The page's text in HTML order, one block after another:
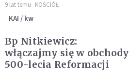
9 lat temu KOŚCIÓŁ
KAI / kw
Bp Nitkiewicz:
włączajmy się w obchody
500-lecia Reformacji